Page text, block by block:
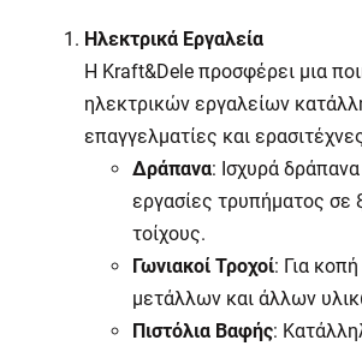
Ηλεκτρικά Εργαλεία
Η Kraft&Dele προσφέρει μια
ηλεκτρικών εργαλείων
επαγγελματίες και
Δράπανα: Ισχυρά
εργασίες τρυπήματος σε
τοίχους.
Γωνιακοί Τροχοί: Για
μετάλλων και άλλων
Πιστόλια Βαφής: